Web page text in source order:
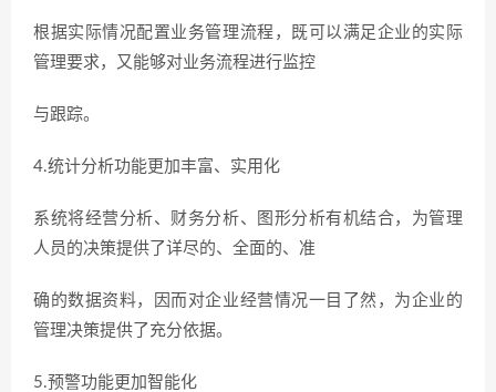
根据实际情况配置业务管理流程，既可以满足企业的实际
管理要求，又能够对业务流程进行监控
与跟踪。
4.统计分析功能更加丰富、实用化
系统将经营分析、财务分析、图形分析有机结合，为管理
人员的决策提供了详尽的、全面的、准
确的数据资料，因而对企业经营情况一目了然，为企业的
管理决策提供了充分依据。
5.预警功能更加智能化